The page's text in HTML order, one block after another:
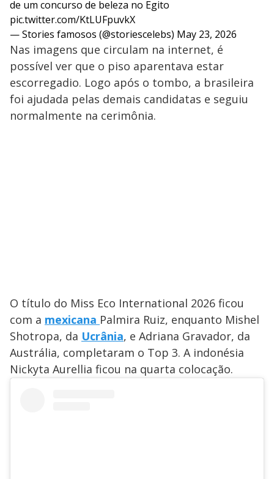
de um concurso de beleza no Egito
pic.twitter.com/KtLUFpuvkX
— Stories famosos (@storiescelebs) May 23, 2026
Nas imagens que circulam na internet, é
possível ver que o piso aparentava estar
escorregadio. Logo após o tombo, a brasileira
foi ajudada pelas demais candidatas e seguiu
normalmente na cerimônia.
O título do Miss Eco International 2026 ficou
com a mexicana Palmira Ruiz, enquanto Mishel
Shotropa, da Ucrânia, e Adriana Gravador, da
Austrália, completaram o Top 3. A indonésia
Nickyta Aurellia ficou na quarta colocação.